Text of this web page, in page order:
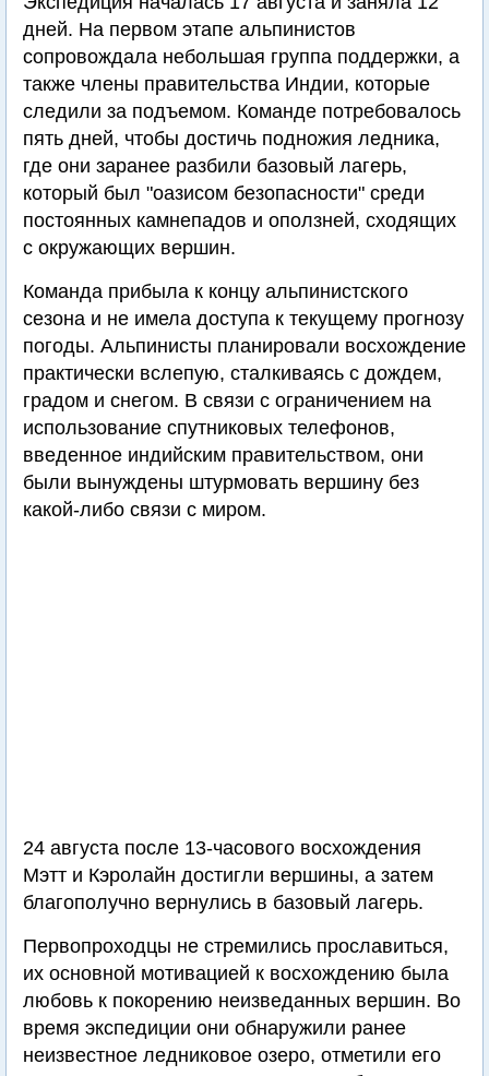
дней. На первом этапе альпинистов
сопровождала небольшая группа поддержки, а
также члены правительства Индии, которые
следили за подъемом. Команде потребовалось
пять дней, чтобы достичь подножия ледника,
где они заранее разбили базовый лагерь,
который был "оазисом безопасности" среди
постоянных камнепадов и оползней, сходящих
с окружающих вершин.
Команда прибыла к концу альпинистского
сезона и не имела доступа к текущему прогнозу
погоды. Альпинисты планировали восхождение
практически вслепую, сталкиваясь с дождем,
градом и снегом. В связи с ограничением на
использование спутниковых телефонов,
введенное индийским правительством, они
были вынуждены штурмовать вершину без
какой-либо связи с миром.
24 августа после 13-часового восхождения
Мэтт и Кэролайн достигли вершины, а затем
благополучно вернулись в базовый лагерь.
Первопроходцы не стремились прославиться,
их основной мотивацией к восхождению была
любовь к покорению неизведанных вершин. Во
время экспедиции они обнаружили ранее
неизвестное ледниковое озеро, отметили его